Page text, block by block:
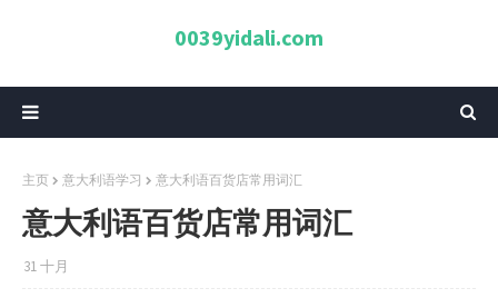
0039yidali.com
主页 意大利语学习 意大利语百货店常用词汇
意大利语百货店常用词汇
31 十月